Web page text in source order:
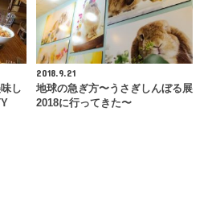
し
2018.9.21
地球の急ぎ方〜うさぎしんぼる展
2018に行ってきた〜